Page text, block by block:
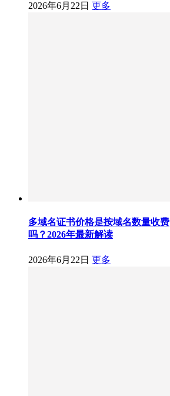
2026年6月22日 更多
多域名证书价格是按域名数量收费
吗？2026年最新解读
2026年6月22日 更多